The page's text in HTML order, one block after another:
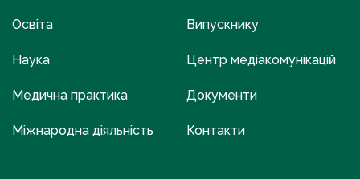
Освіта
Наука
Медична практика
Міжнародна діяльність
Випускнику
Центр медіакомунікацій
Документи
Контакти